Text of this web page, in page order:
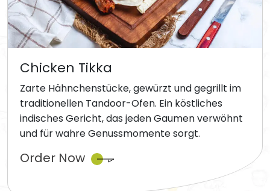
Chicken Tikka
Zarte Hähnchenstücke, gewürzt und gegrillt im
traditionellen Tandoor-Ofen. Ein köstliches
indisches Gericht, das jeden Gaumen verwöhnt
und für wahre Genussmomente sorgt.
Order Now